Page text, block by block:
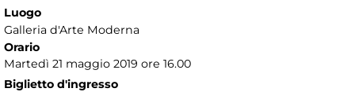
Luogo
Galleria d'Arte Moderna
Orario
Martedì 21 maggio 2019 ore 16.00
Biglietto d'ingresso